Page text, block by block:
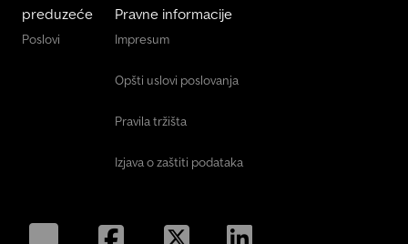
preduzeće
Poslovi
Pravne informacije
Impresum
Opšti uslovi poslovanja
Pravila tržišta
Izjava o zaštiti podataka